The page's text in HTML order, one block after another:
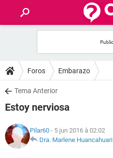
FORUMS
SALUD
FAMILIA
NUTRICIÓN
Foros Embarazo
Tema Anterior
Estoy nerviosa
Pilar60 - 5 jun 2016 à 02:02
Dra. Marlene Huancahuari